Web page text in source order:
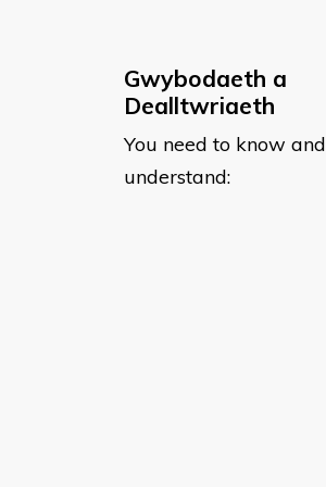
Gwybodaeth a
Dealltwriaeth
You need to know and
understand: